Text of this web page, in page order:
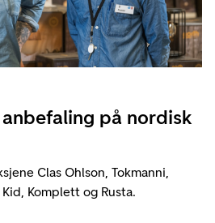
anbefaling på nordisk
Clas Ohlson, Tokmanni,
Komplett og Rusta.